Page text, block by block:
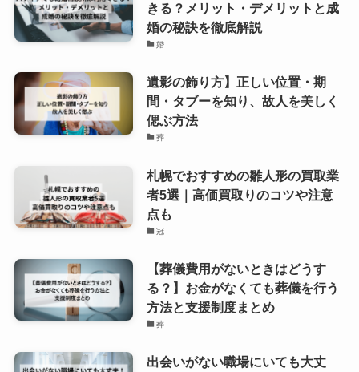
きる？メリット・デメリットと成
婚の秘訣を徹底解説
婚
遺影の飾り方】正しい位置・期
間・タブーを知り、故人を美しく
偲ぶ方法
葬
札幌でおすすめの雛人形の買取業
者5選｜高価買取りのコツや注意
点も
冠
【葬儀費用がないときはどうす
る？】お金がなくても葬儀を行う
方法と支援制度まとめ
葬
出会いがない職場にいても大丈